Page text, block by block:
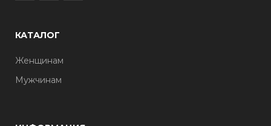
КАТАЛОГ
Женщинам
Мужчинам